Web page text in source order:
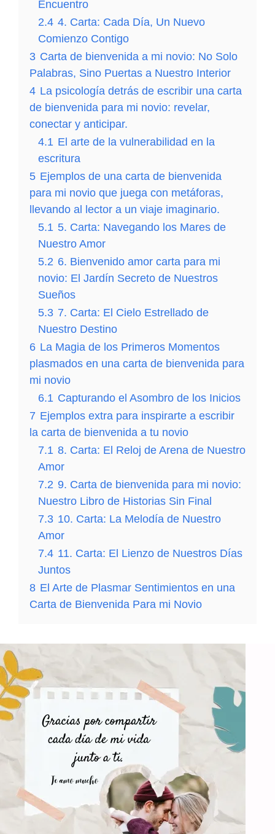
Encuentro
2.4 4. Carta: Cada Día, Un Nuevo
Comienzo Contigo
3 Carta de bienvenida a mi novio: No Solo
Palabras, Sino Puertas a Nuestro Interior
4 La psicología detrás de escribir una carta
de bienvenida para mi novio: revelar,
conectar y anticipar.
4.1 El arte de la vulnerabilidad en la
escritura
5 Ejemplos de una carta de bienvenida
para mi novio que juega con metáforas,
llevando al lector a un viaje imaginario.
5.1 5. Carta: Navegando los Mares de
Nuestro Amor
5.2 6. Bienvenido amor carta para mi
novio: El Jardín Secreto de Nuestros
Sueños
5.3 7. Carta: El Cielo Estrellado de
Nuestro Destino
6 La Magia de los Primeros Momentos
plasmados en una carta de bienvenida para
mi novio
6.1 Capturando el Asombro de los Inicios
7 Ejemplos extra para inspirarte a escribir
la carta de bienvenida a tu novio
7.1 8. Carta: El Reloj de Arena de Nuestro
Amor
7.2 9. Carta de bienvenida para mi novio:
Nuestro Libro de Historias Sin Final
7.3 10. Carta: La Melodía de Nuestro
Amor
7.4 11. Carta: El Lienzo de Nuestros Días
Juntos
8 El Arte de Plasmar Sentimientos en una
Carta de Bienvenida Para mi Novio